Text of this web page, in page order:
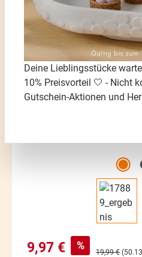
Bildergalerie überspringen
Verkaufspreis:
9,97 € % Regulärer
19,99 €
Deine Lieblingsstücke
10% Preisvorteil 🤍 - Nicht
Gutschein-Aktionen und